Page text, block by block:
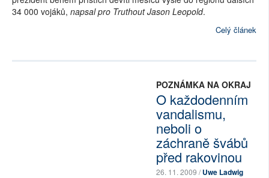
34 000 vojáků, napsal pro Truthout Jason Leopold.
Celý článek
POZNÁMKA NA OKRAJ
O každodenním
vandalismu,
neboli o
záchraně švábů
před rakovinou
26. 11. 2009 /Uwe Ladwig